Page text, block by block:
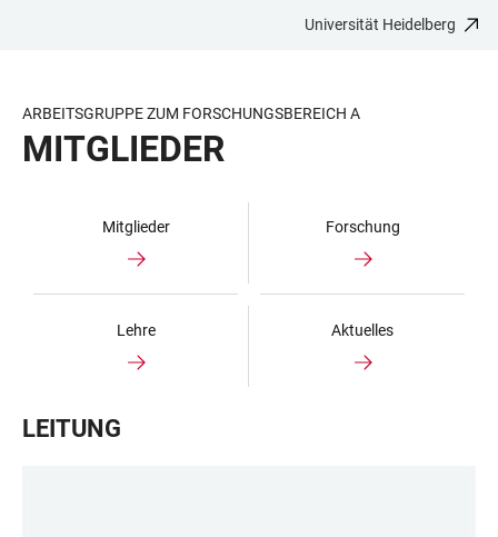
BARRIEREFREIHEIT
Universität Heidelberg
ARBEITSGRUPPE ZUM FORSCHUNGSBEREICH A
MITGLIEDER
Mitglieder Forschung
Lehre Aktuelles
LEITUNG